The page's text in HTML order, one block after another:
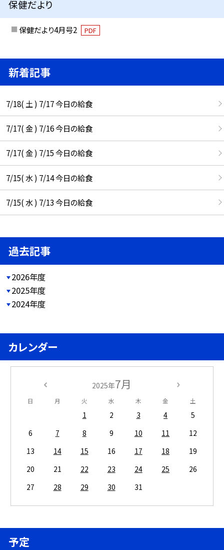
保健だより
保健だより4月号2 PDF
新着記事
7/18( 土 ) 7/17 今日の給食
7/17( 金 ) 7/16 今日の給食
7/17( 金 ) 7/15 今日の給食
7/15( 水 ) 7/14 今日の給食
7/15( 水 ) 7/13 今日の給食
過去記事
2026年度
2025年度
2024年度
カレンダー
2025年7月
日 月 火 水 木 金 土
1 2 3 4
5
6
7 8 9 10 11
12
13
14 15 16 17 18
19
20
21 22 23 24 25
26
27
28 29 30 31
予定